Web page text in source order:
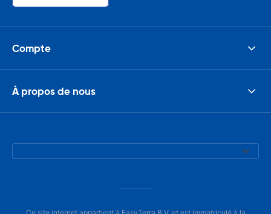
Compte
À propos de nous